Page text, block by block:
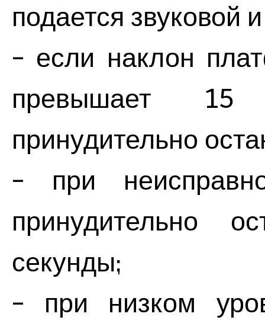
подается звуковой
- если наклон
превышает 15
принудительно
- при
принудительно
секунды;
- при низком